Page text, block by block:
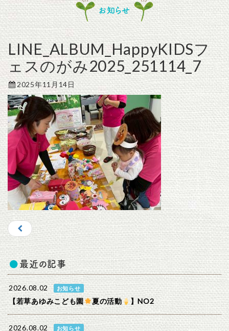
お知らせ
LINE_ALBUM_HappyKIDSフ
ェスのがみ2025_251114_7
2025年11月14日
最近の記事
2026.08.02 お知らせ
【若草あゆみこども園 夏の活動 】NO2
2026.08.02 お知らせ